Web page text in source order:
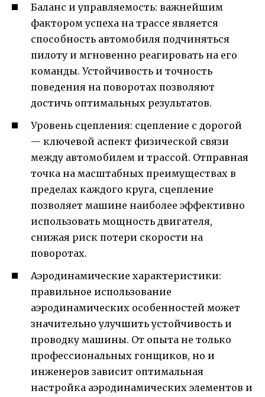
Баланс и управляемость: важнейшим
фактором успеха на трассе является
способность автомобиля подчиняться
пилоту и мгновенно реагировать на его
команды. Устойчивость и точность
поведения на поворотах позволяют
достичь оптимальных результатов.
Уровень сцепления: сцепление с дорогой
— ключевой аспект физической связи
между автомобилем и трассой. Отправная
точка на масштабных преимуществах в
пределах каждого круга, сцепление
позволяет машине наиболее эффективно
использовать мощность двигателя,
снижая риск потери скорости на
поворотах.
Аэродинамические характеристики:
правильное использование
аэродинамических особенностей может
значительно улучшить устойчивость и
проводку машины. От опыта не только
профессиональных гонщиков, но и
инженеров зависит оптимальная
настройка аэродинамических элементов и